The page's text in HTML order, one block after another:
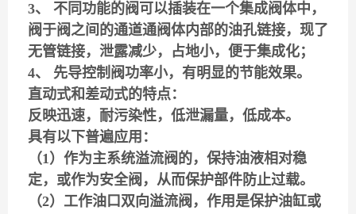
3、 不同功能的阀可以插装在一个集成阀体中，
阀于阀之间的通道通阀体内部的油孔链接，现了
无管链接，泄露减少，占地小，便于集成化；
4、 先导控制阀功率小，有明显的节能效果。
直动式和差动式的特点：
反映迅速，耐污染性，低泄漏量，低成本。
具有以下普遍应用：
（1）作为主系统溢流阀的，保持油液相对稳
定，或作为安全阀，从而保护部件防止过载。
（2）工作油口双向溢流阀，作用是保护油缸或